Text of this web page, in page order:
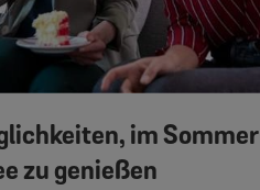
im Sommer
zu genießen